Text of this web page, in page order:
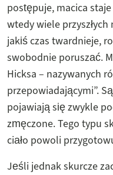
postępuje, macica
wtedy wiele
jakiś czas twardnieje,
swobodnie poruszać.
Hicksa – nazywanych
przepowiadającymi”.
pojawiają się zwykle
zmęczone. Tego typu
ciało powoli
Jeśli jednak skurcze